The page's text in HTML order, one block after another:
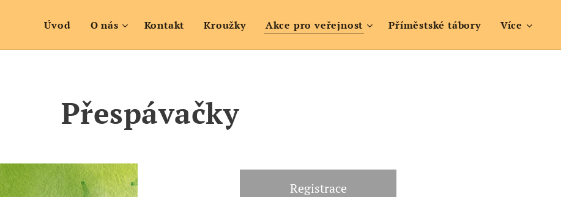
Úvod O nás Kontakt Kroužky Akce pro veřejnost Příměstské tábory Více
Přespávačky
Registrace